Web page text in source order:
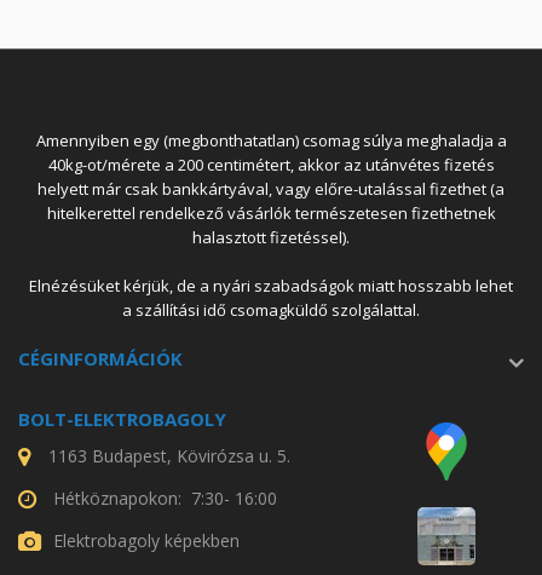
Amennyiben egy (megbonthatatlan) csomag súlya meghaladja a
40kg-ot/mérete a 200 centimétert, akkor az utánvétes fizetés
helyett már csak bankkártyával, vagy előre-utalással fizethet (a
hitelkerettel rendelkező vásárlók természetesen fizethetnek
halasztott fizetéssel).
Elnézésüket kérjük, de a nyári szabadságok miatt hosszabb lehet
a szállítási idő csomagküldő szolgálattal.
CÉGINFORMÁCIÓK
BOLT-ELEKTROBAGOLY
1163 Budapest, Kövirózsa u. 5.
Hétköznapokon: 7:30- 16:00
Elektrobagoly képekben